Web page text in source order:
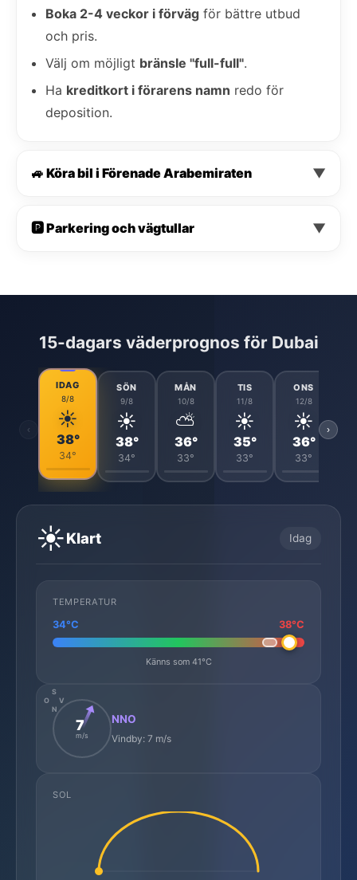
Boka 2-4 veckor i förväg för bättre utbud
och pris.
Välj om möjligt bränsle "full-full".
Ha kreditkort i förarens namn redo för
deposition.
🚙 Köra bil i Förenade Arabemiraten ▼
🅿️ Parkering och vägtullar ▼
15-dagars väderprognos för Dubai
‹
IDAG
8/8
☀️
38°
34°
SÖN
9/8
☀️
38°
34°
MÅN
10/8
⛅
36°
33°
TIS
11/8
☀️
35°
33°
ONS
12/8
☀️
36°
33°
›
☀️Klart Idag
TEMPERATUR
34°C 38°C
Känns som 41°C
N
S
O
V
7
m/s
NNO
Vindby: 7 m/s
SOL